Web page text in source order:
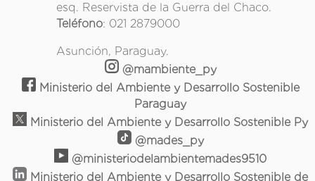
esq. Reservista de la Guerra del Chaco.
Teléfono: 021 2879000
Asunción, Paraguay.
@mambiente_py
Ministerio del Ambiente y Desarrollo Sostenible
Paraguay
Ministerio del Ambiente y Desarrollo Sostenible Py
@mades_py
@ministeriodelambientemades9510
Ministerio del Ambiente y Desarrollo Sostenible de